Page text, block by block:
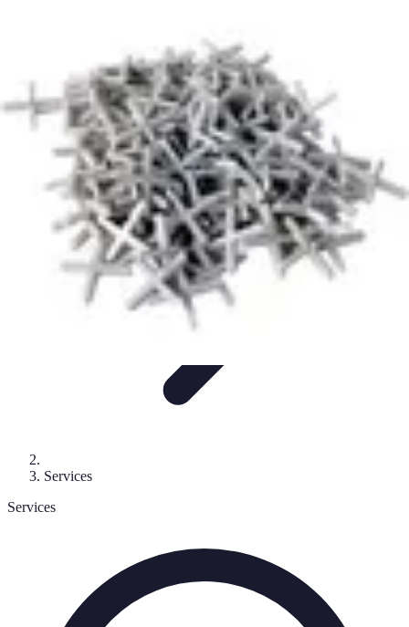
Sélection du Carreleur
Services Carreleur
Services
Services